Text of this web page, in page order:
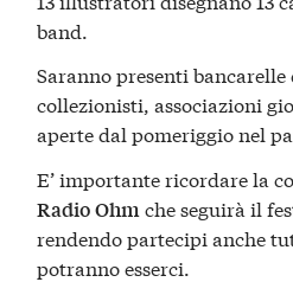
band.
Saranno presenti
collezionisti, associazioni
aperte dal pomeriggio nel
E’ importante ricordare la
RadioOhmche seguirà il
rendendo partecipi anche
potranno esserci.